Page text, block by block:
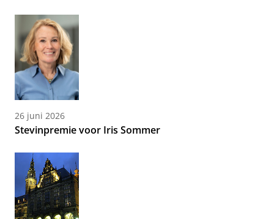
26 juni 2026
Stevinpremie voor Iris Sommer